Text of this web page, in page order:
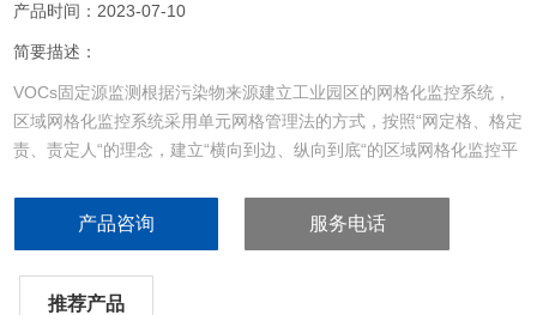
产品时间：2023-07-10
简要描述：
VOCs固定源监测根据污染物来源建立工业园区的网格化监控系统，
区域网格化监控系统采用单元网格管理法的方式，按照“网定格、格定
责、责定人“的理念，建立“横向到边、纵向到底“的区域网格化监控平
并根据各监测点的排放情况及其气象条件，来分析与推测区域内整体
产品咨询 服务电话
推荐产品